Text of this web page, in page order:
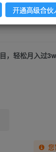
开通高级合伙